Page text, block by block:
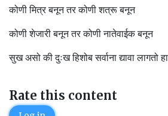
कोणी मित्र बनून तर कोणी शत्रू बनून
कोणी शेजारी बनून तर कोणी नातेवाईक बनून
सुख असो की दुःख हिशोब सर्वाना द्यावा लागतो
Rate this content